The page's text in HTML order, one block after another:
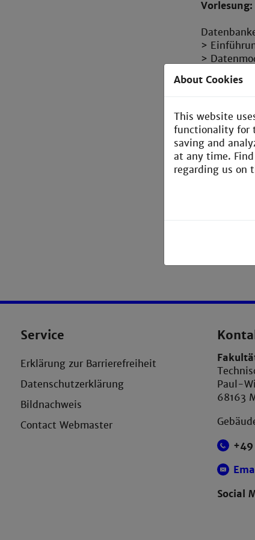
Vorlesung:
>
>
> Ableiten
> SQL:
> Theorie:
> SQL:
>
> Stored
>
Service
Erklärung zur Barrierefreiheit
Datenschutzerklärung
Bildnachweis
Contact Webmaster
Paul-
68163
Social
About Cookies
This website
functionality for
saving and
at any time.
regarding us on